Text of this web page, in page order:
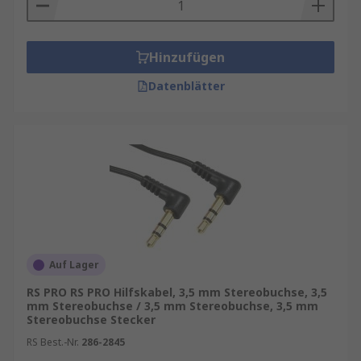
Mobiltelefone und Smartphones
Satellitennavigationssysteme
Auswirkung auf die Klangqualität
Ein Aux-Kabel ermöglicht die Verstärkung eines
Audiosignals mit fast keinem Unterschied in der
kann dies durch verschiedene Faktoren
beeinflusst werden, darunter Haltbarkeit und
Qualität des Aux-Kabels. Um eine optimale
Hinzufügen
Datenblätter
Auf Lager
RS PRO RS PRO Hilfskabel, 3,5 mm Stereobuchse, 3,5
mm Stereobuchse / 3,5 mm Stereobuchse, 3,5 mm
Stereobuchse Stecker
RS Best.-Nr. 286-2845